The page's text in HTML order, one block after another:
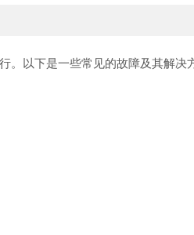
。以下是一些常见的故障及其解决